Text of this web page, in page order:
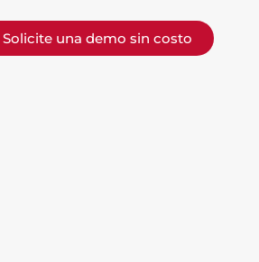
Solicite una demo sin costo